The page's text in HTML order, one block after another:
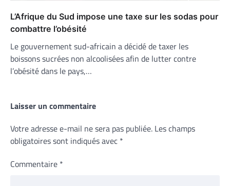
L’Afrique du Sud impose une taxe sur les sodas pour
combattre l’obésité
Le gouvernement sud-africain a décidé de taxer les
boissons sucrées non alcoolisées afin de lutter contre
l’obésité dans le pays,…
Laisser un commentaire
Votre adresse e-mail ne sera pas publiée. Les champs
obligatoires sont indiqués avec *
Commentaire *